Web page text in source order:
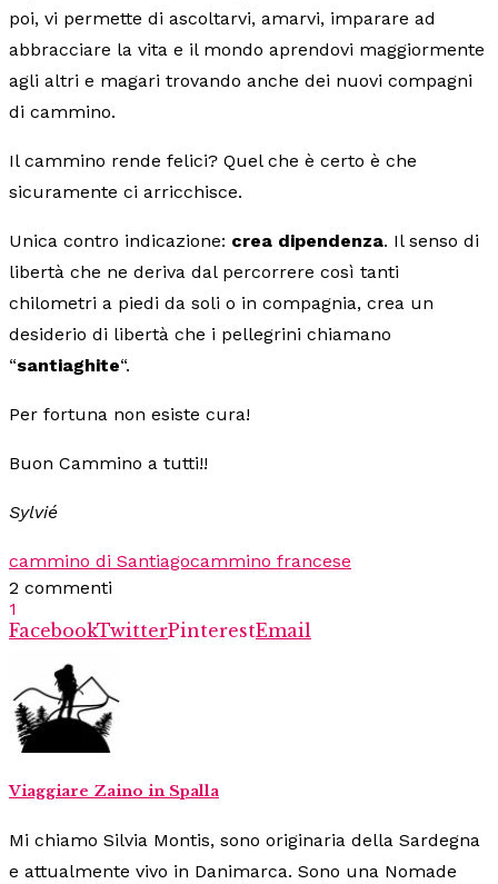
poi, vi permette di ascoltarvi, amarvi, imparare ad
abbracciare la vita e il mondo aprendovi maggiormente
agli altri e magari trovando anche dei nuovi compagni
di cammino.
Il cammino rende felici? Quel che è certo è che
sicuramente ci arricchisce.
Unica contro indicazione: crea dipendenza. Il senso di
libertà che ne deriva dal percorrere così tanti
chilometri a piedi da soli o in compagnia, crea un
desiderio di libertà che i pellegrini chiamano
“santiaghite“.
Per fortuna non esiste cura!
Buon Cammino a tutti!!
Sylvié
cammino di Santiagocammino francese
2 commenti
1
FacebookTwitterPinterestEmail
Viaggiare Zaino in Spalla
Mi chiamo Silvia Montis, sono originaria della Sardegna
e attualmente vivo in Danimarca. Sono una Nomade